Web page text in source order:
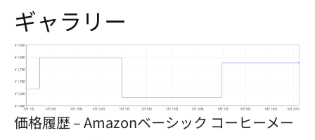
ギャラリー
価格履歴 – Amazonベーシック コーヒーメー